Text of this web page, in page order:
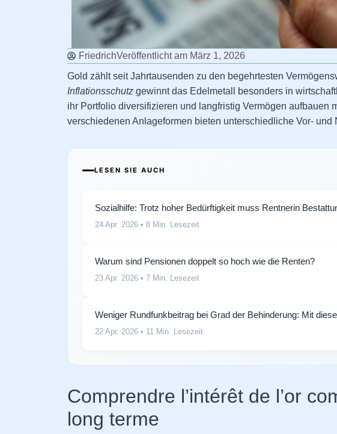
FriedrichVeröffentlicht am März 1, 2026
Gold zählt seit Jahrtausenden zu den begehrtesten
Inflationsschutz gewinnt das Edelmetall besonders in
ihr Portfolio diversifizieren und langfristig Vermögen aufbauen
verschiedenen Anlageformen bieten unterschiedliche Vor-
LESEN SIE AUCH
Sozialhilfe: Trotz hoher Bedürftigkeit muss Rentnerin
24 Apr. 2026 • 8 Min. Lesezeit
Warum sind Pensionen doppelt so hoch wie die Renten?
23 Apr. 2026 • 7 Min. Lesezeit
Weniger Rundfunkbeitrag bei Grad der Behinderung: Mit
22 Apr. 2026 • 11 Min. Lesezeit
Comprendre l’intérêt de l’or
long terme